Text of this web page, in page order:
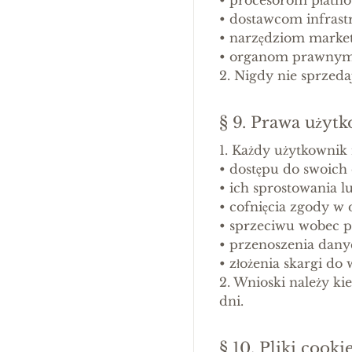
• dostawcom
• narzędziom
• organom
2. Nigdy nie
§ 9. Prawa
1. Każdy
• dostępu do
• ich sprostowania
• cofnięcia zgody w
• sprzeciwu wobec
• przenoszenia
• złożenia skargi do
2. Wnioski należy
dni.
§ 10. Pliki